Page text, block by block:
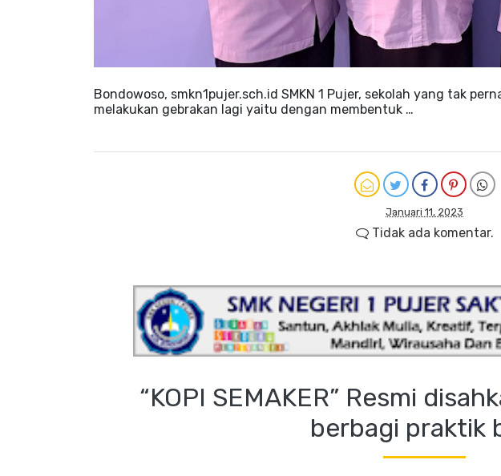
Bondowoso, smkn1pujer.sch.id SMKN 1 Pujer, sekolah yang tak
melakukan gebrakan lagi yaitu dengan membentuk …
Januari 11, 2023
Tidak ada komentar.
“KOPI SEMAKER” Resmi
berbagi praktik